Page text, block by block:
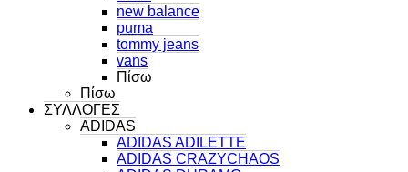
new balance
puma
tommy jeans
vans
Πίσω
Πίσω
ΣΥΛΛΟΓΕΣ
ADIDAS
ADIDAS ADILETTE
ADIDAS CRAZYCHAOS